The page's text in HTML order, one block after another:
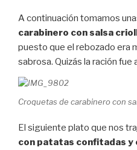
A continuación tomamos
carabinero con salsa
puesto que el rebozado era
sabrosa. Quizás la ración fue
Croquetas de carabinero con
El siguiente plato que nos
con patatas confitadas y